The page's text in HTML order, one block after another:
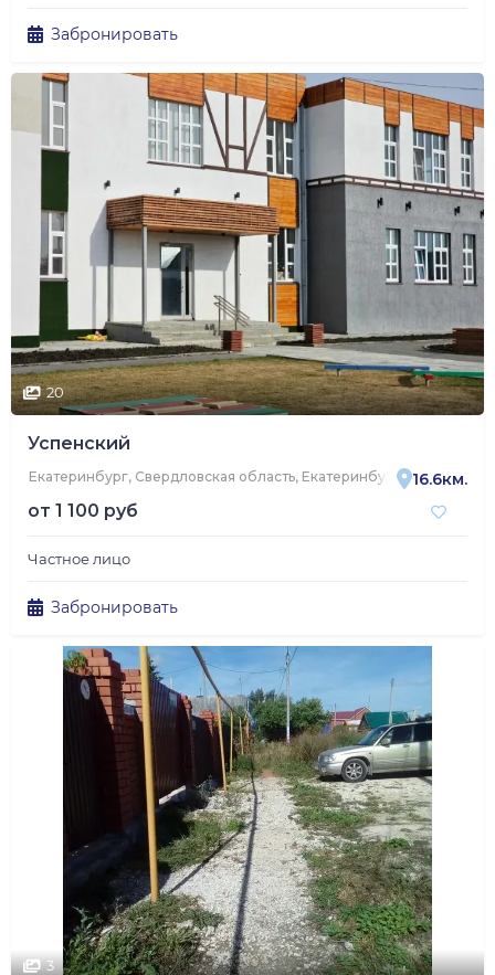
Забронировать
20
Успенский
Екатеринбург, Свердловская область, Екатеринбург, 3-я16.6км.
от 1 100 руб
Частное лицо
Забронировать
3